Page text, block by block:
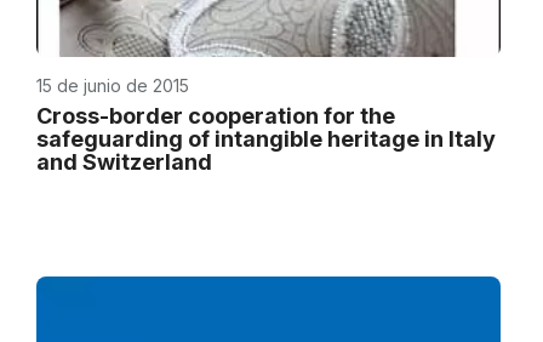
15 de junio de 2015
Cross-border cooperation for the
safeguarding of intangible heritage in Italy
and Switzerland